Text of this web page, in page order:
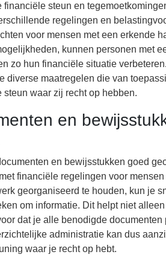
financiële steun en
regelingen en
voor mensen met een erkende
kunnen personen met
zo hun financiële situatie
diverse maatregelen die van
waar zij recht op hebben.
en
en bewijsstukken goed
financiële regelingen voor
georganiseerd te houden, kun je
om informatie. Dit helpt niet
dat je alle benodigde
administratie kan dus
waar je recht op hebt.